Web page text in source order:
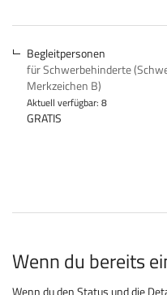
Begleitpersonen
für Schwerbehinderte
Merkzeichen B)
Aktuell verfügbar: 8
GRATIS
Wenn du bereits